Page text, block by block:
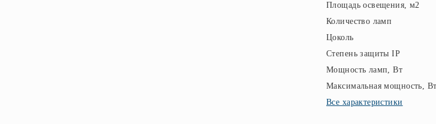
Площадь освещения, м2
Количество ламп
Цоколь
Степень защиты IP
Мощность ламп, Вт
Максимальная мощность, Вт
Все характеристики